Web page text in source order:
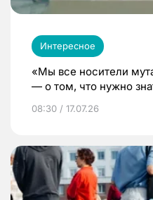
Интересное
«Мы все носители
— о том, что нужно
08:30 / 17.07.26